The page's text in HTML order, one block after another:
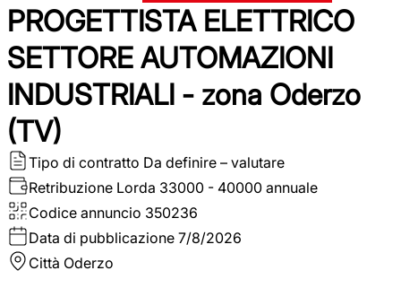
PROGETTISTA ELETTRICO
SETTORE AUTOMAZIONI
INDUSTRIALI - zona Oderzo
(TV)
Tipo di contratto Da definire – valutare
Retribuzione Lorda 33000 - 40000 annuale
Codice annuncio 350236
Data di pubblicazione 7/8/2026
Città Oderzo